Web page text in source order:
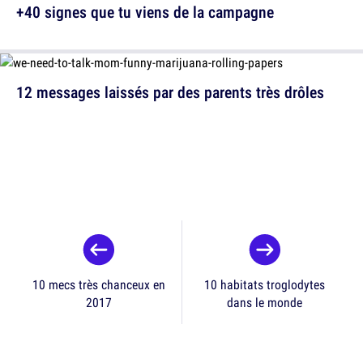
12 messages laissés par des parents très drôles
+40 signes que tu viens de la campagne
10 mecs très chanceux en
2017
10 habitats troglodytes
dans le monde